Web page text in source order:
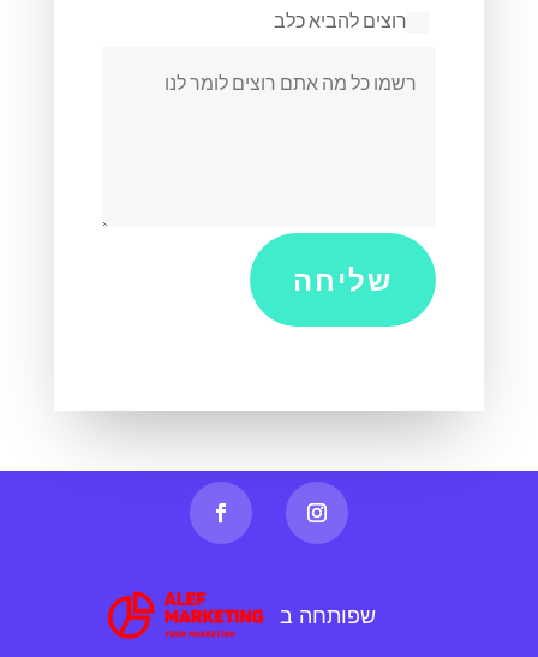
רוצים להביא כלב
שליחה
שפותחה ב